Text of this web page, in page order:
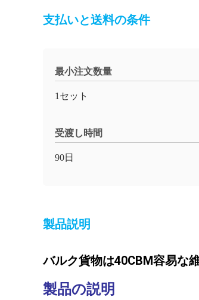
支払いと送料の条件
最小注文数量
1セット
受渡し時間
90日
製品説明
バルク貨物は40CBM容易な
製品の説明